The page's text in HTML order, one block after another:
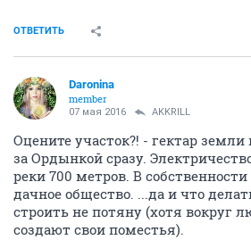
ОТВЕТИТЬ
Daronina
member
07 мая 2016 AKKRILL
Оцените участок?! - гектар земли
за Ордынкой сразу.
реки 700 метров. В
дачное общество. ...да и что
строить не потяну (хотя вокруг
создают свои поместья).